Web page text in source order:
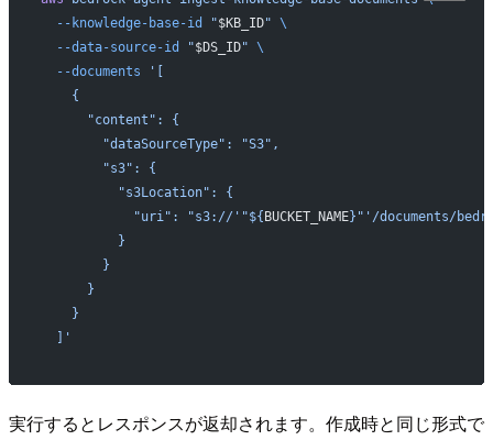
  --knowledge-base-id
"$KB_ID" \
  --data-source-id
"$DS_ID" \
  --documents
'[
    {
      "content": {
        "dataSourceType": "S3",
        "s3": {
          "s3Location": {
            "uri": "s3://'"${
BUCKET_NAME}"'/documents/
          }
        }
      }
    }
  ]'
実行するとレスポンスが返却されます。作成時と同じ形式で